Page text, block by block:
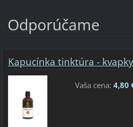
Odporúčame
Kapucínka tinktúra -
Vaša cena: 4,80